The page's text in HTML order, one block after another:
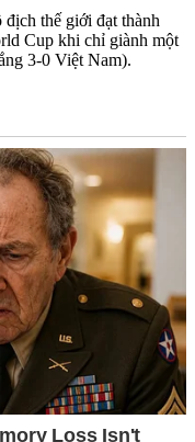
thế giới đạt thành
Cup khi chỉ giành một
3-0 Việt Nam).